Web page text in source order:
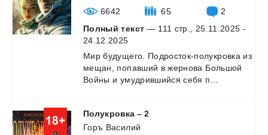
6642
65
2
Полный текст — 111 стр., 25.11.2025 -
24.12.2025
Мир будущего. Подросток-полукровка из
мещан,
попавший в жернова Большой
Войны и умудрившийся себя п...
Полукровка – 2
Горъ Василий